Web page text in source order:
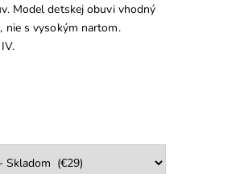
Model detskej obuvi vhodný
nie s vysokým nartom.